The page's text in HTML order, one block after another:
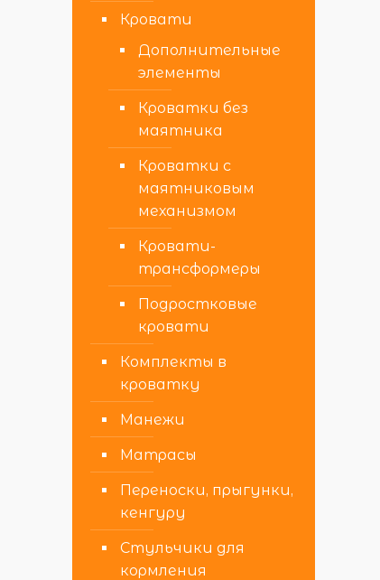
Кровати
Дополнительные
элементы
Кроватки без
маятника
Кроватки с
маятниковым
механизмом
Кровати-
трансформеры
Подростковые
кровати
Комплекты в
кроватку
Манежи
Матрасы
Переноски, прыгунки,
кенгуру
Стульчики для
кормления